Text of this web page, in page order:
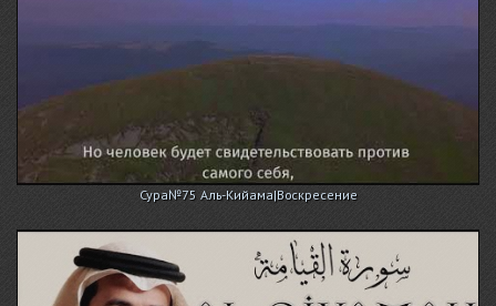
Сура№75 Аль-Кийама|Воскресение